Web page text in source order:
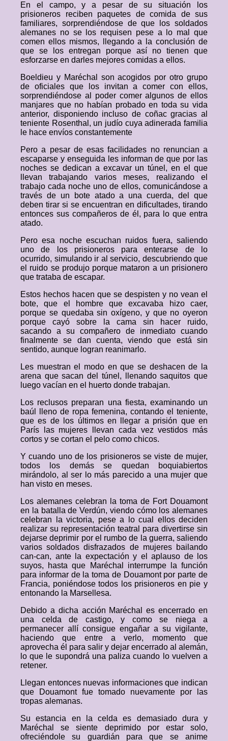
En el campo, y a pesar de su situación los
prisioneros reciben paquetes de comida de sus
familiares, sorprendiéndose de que los soldados
alemanes no se los requisen pese a lo mal que
comen ellos mismos, llegando a la conclusión de
que se los entregan porque así no tienen que
esforzarse en darles mejores comidas a ellos.
Boeldieu y Maréchal son acogidos por otro grupo
de oficiales que los invitan a comer con ellos,
sorprendiéndose al poder comer algunos de ellos
manjares que no habían probado en toda su vida
anterior, disponiendo incluso de coñac gracias al
teniente Rosenthal, un judío cuya adinerada familia
le hace envíos constantemente
Pero a pesar de esas facilidades no renuncian a
escaparse y enseguida les informan de que por las
noches se dedican a excavar un túnel, en el que
llevan trabajando varios meses, realizando el
trabajo cada noche uno de ellos, comunicándose a
través de un bote atado a una cuerda, del que
deben tirar si se encuentran en dificultades, tirando
entonces sus compañeros de él, para lo que entra
atado.
Pero esa noche escuchan ruidos fuera, saliendo
uno de los prisioneros para enterarse de lo
ocurrido, simulando ir al servicio, descubriendo que
el ruido se produjo porque mataron a un prisionero
que trataba de escapar.
Estos hechos hacen que se despisten y no vean el
bote, que el hombre que excavaba hizo caer,
porque se quedaba sin oxígeno, y que no oyeron
porque cayó sobre la cama sin hacer ruido,
sacando a su compañero de inmediato cuando
finalmente se dan cuenta, viendo que está sin
sentido, aunque logran reanimarlo.
Les muestran el modo en que se deshacen de la
arena que sacan del túnel, llenando saquitos que
luego vacían en el huerto donde trabajan.
Los reclusos preparan una fiesta, examinando un
baúl lleno de ropa femenina, contando el teniente,
que es de los últimos en llegar a prisión que en
París las mujeres llevan cada vez vestidos más
cortos y se cortan el pelo como chicos.
Y cuando uno de los prisioneros se viste de mujer,
todos los demás se quedan boquiabiertos
mirándolo, al ser lo más parecido a una mujer que
han visto en meses.
Los alemanes celebran la toma de Fort Douamont
en la batalla de Verdún, viendo cómo los alemanes
celebran la victoria, pese a lo cual ellos deciden
realizar su representación teatral para divertirse sin
dejarse deprimir por el rumbo de la guerra, saliendo
varios soldados disfrazados de mujeres bailando
can-can, ante la expectación y el aplauso de los
suyos, hasta que Maréchal interrumpe la función
para informar de la toma de Douamont por parte de
Francia, poniéndose todos los prisioneros en pie y
entonando la Marsellesa.
Debido a dicha acción Maréchal es encerrado en
una celda de castigo, y como se niega a
permanecer allí consigue engañar a su vigilante,
haciendo que entre a verlo, momento que
aprovecha él para salir y dejar encerrado al alemán,
lo que le supondrá una paliza cuando lo vuelven a
retener.
Llegan entonces nuevas informaciones que indican
que Douamont fue tomado nuevamente por las
tropas alemanas.
Su estancia en la celda es demasiado dura y
Maréchal se siente deprimido por estar solo,
ofreciéndole su guardián para que se anime